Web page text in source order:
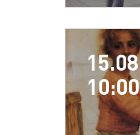
15.08
10:00